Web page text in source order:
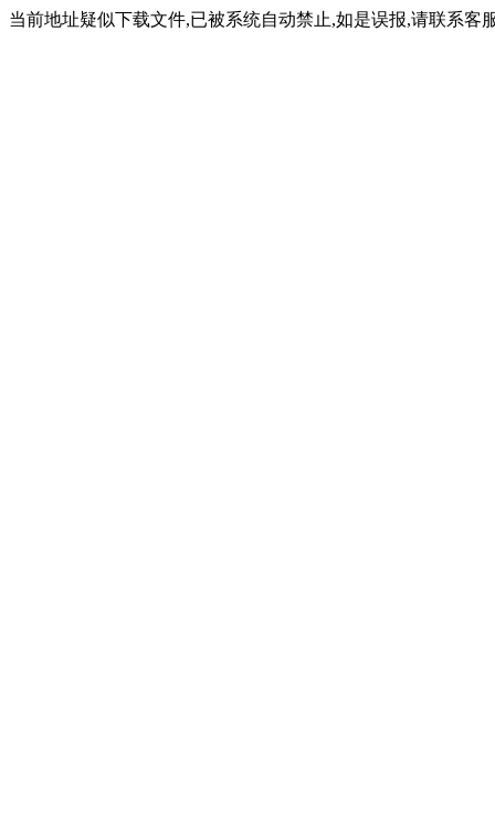
当前地址疑似下载文件,已被系统自动禁止,如是误报,请联系客